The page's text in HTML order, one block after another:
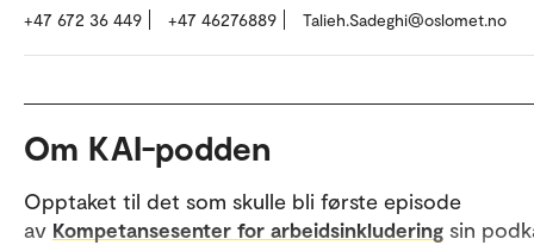
+47 672 36 449 +47 46276889 Talieh.Sadeghi@oslomet.no
Om KAI-podden
Opptaket til det som skulle bli første episode
av Kompetansesenter for arbeidsinkludering sin